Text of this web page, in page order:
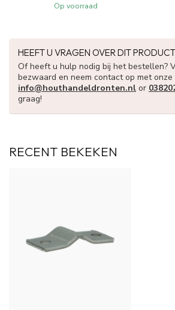
Op voorraad
HEEFT U VRAGEN OVER DIT
Of heeft u hulp nodig bij het bestellen?
bezwaard en neem contact op met
info@houthandeldronten.nl or
graag!
RECENT BEKEKEN